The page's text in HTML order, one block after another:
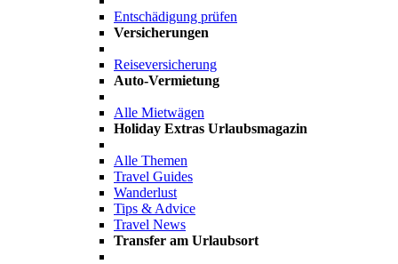
Entschädigung prüfen
Versicherungen
Reiseversicherung
Auto-Vermietung
Alle Mietwägen
Holiday Extras Urlaubsmagazin
Alle Themen
Travel Guides
Wanderlust
Tips & Advice
Travel News
Transfer am Urlaubsort